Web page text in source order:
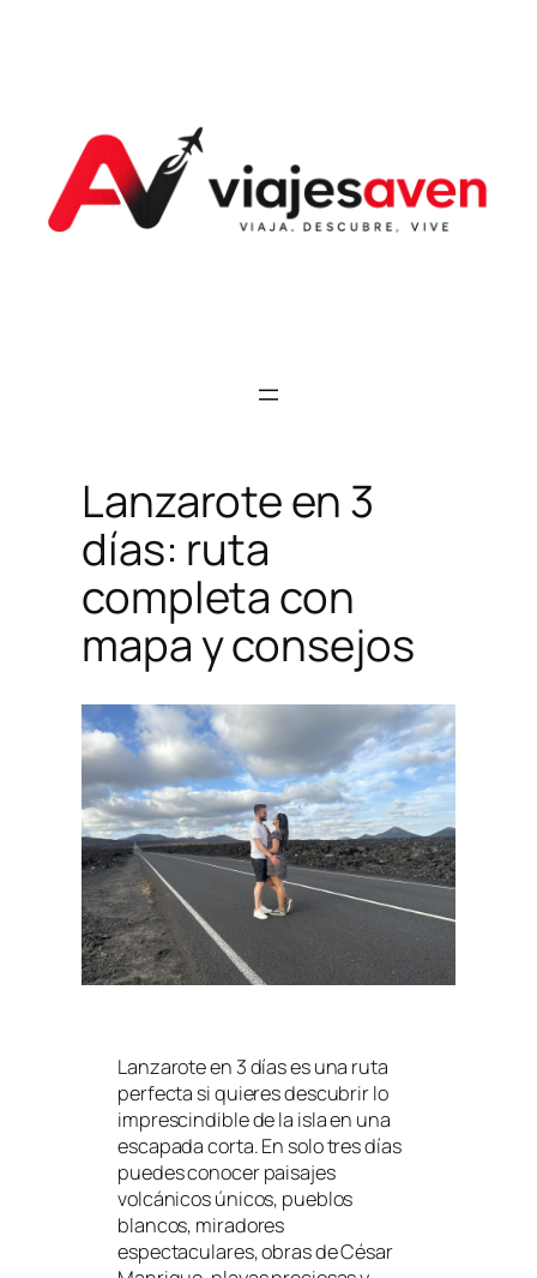
contenido
Lanzarote en 3
días: ruta
completa con
mapa y consejos
Lanzarote en 3 días es una ruta
perfecta si quieres descubrir lo
imprescindible de la isla en una
escapada corta. En solo tres días
puedes conocer paisajes
volcánicos únicos, pueblos
blancos, miradores
espectaculares, obras de César